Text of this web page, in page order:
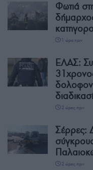
Φωτιά
1 ώρα πριν
ΕΛΑΣ:
2 ώρες πριν
Σέρρες:
2 ώρες πριν